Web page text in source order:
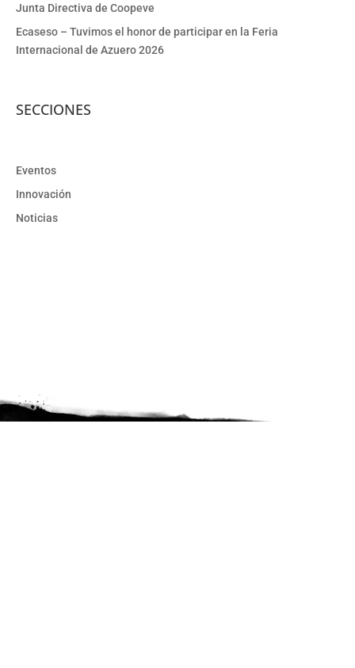
Junta Directiva de Coopeve
Ecaseso – Tuvimos el honor de participar en la Feria
Internacional de Azuero 2026
SECCIONES
Eventos
Innovación
Noticias